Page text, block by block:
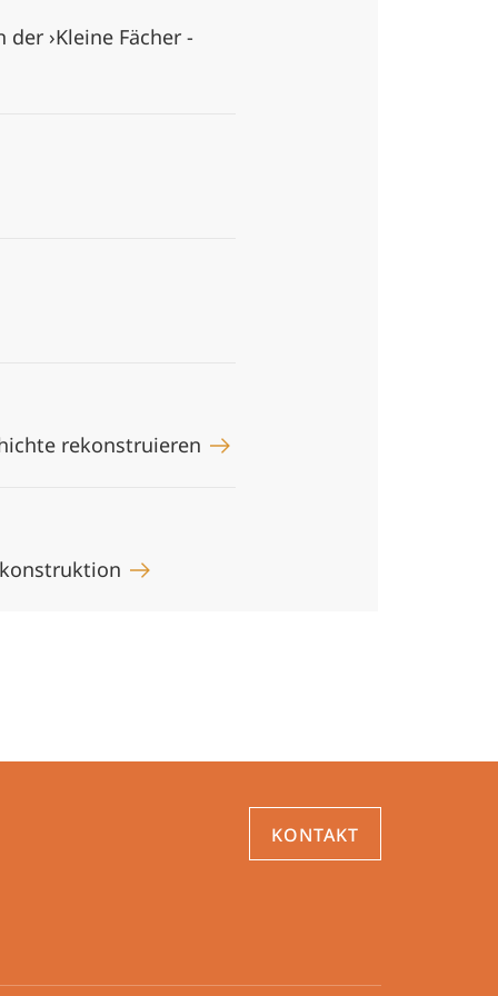
›Kleine Fächer -
rekonstruieren
KONTAKT